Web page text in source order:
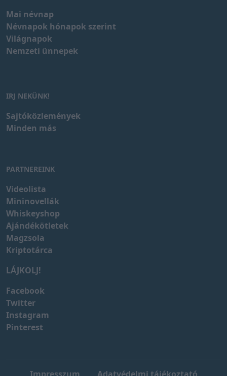
Mai névnap
Névnapok hónapok szerint
Világnapok
Nemzeti ünnepek
IRJ NEKÜNK!
Sajtóközlemények
Minden más
PARTNEREINK
Videolista
Mininovellák
Whiskeyshop
Ajándékötletek
Magzsola
Kriptotárca
LÁJKOLJ!
Facebook
Twitter
Instagram
Pinterest